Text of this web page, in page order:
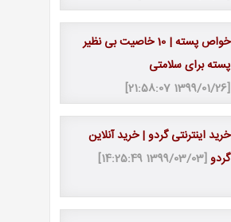
خواص پسته | 10 خاصیت بی نظیر
پسته برای سلامتی
[1399/01/26 21:58:07]
خرید اینترنتی گردو | خرید آنلاین
گردو[1399/03/03 14:25:49]